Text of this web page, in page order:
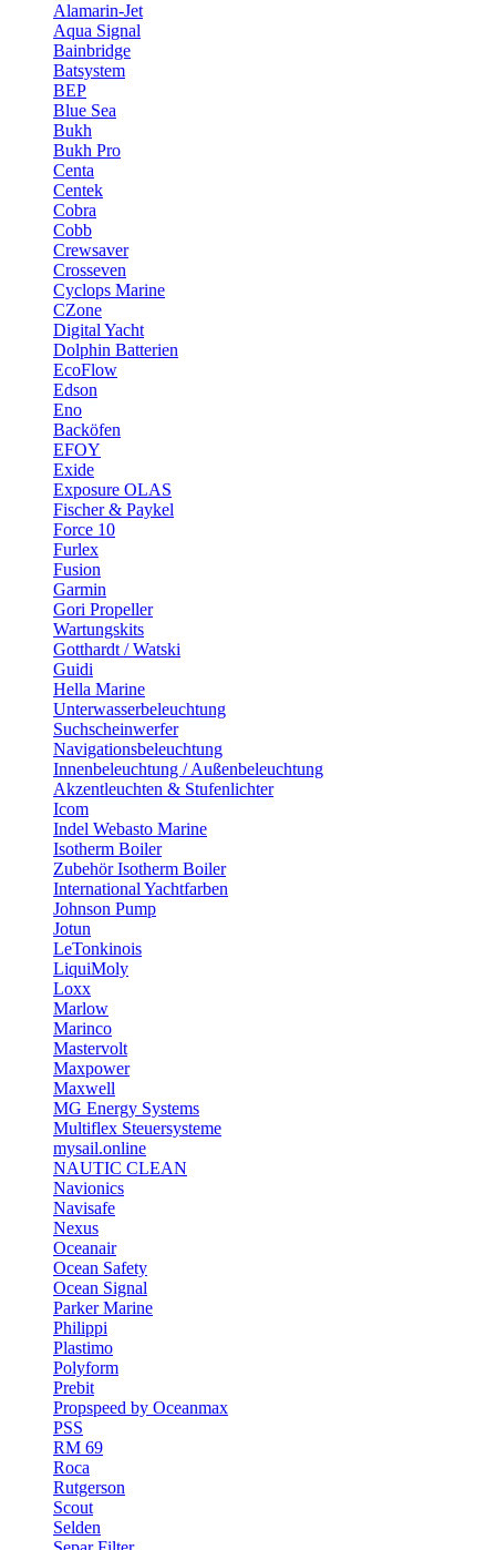
Alamarin-Jet
Aqua Signal
Bainbridge
Batsystem
BEP
Blue Sea
Bukh
Bukh Pro
Centa
Centek
Cobra
Cobb
Crewsaver
Crosseven
Cyclops Marine
CZone
Digital Yacht
Dolphin Batterien
EcoFlow
Edson
Eno
Backöfen
EFOY
Exide
Exposure OLAS
Fischer & Paykel
Force 10
Furlex
Fusion
Garmin
Gori Propeller
Wartungskits
Gotthardt / Watski
Guidi
Hella Marine
Unterwasserbeleuchtung
Suchscheinwerfer
Navigationsbeleuchtung
Innenbeleuchtung / Außenbeleuchtung
Akzentleuchten & Stufenlichter
Icom
Indel Webasto Marine
Isotherm Boiler
Zubehör Isotherm Boiler
International Yachtfarben
Johnson Pump
Jotun
LeTonkinois
LiquiMoly
Loxx
Marlow
Marinco
Mastervolt
Maxpower
Maxwell
MG Energy Systems
Multiflex Steuersysteme
mysail.online
NAUTIC CLEAN
Navionics
Navisafe
Nexus
Oceanair
Ocean Safety
Ocean Signal
Parker Marine
Philippi
Plastimo
Polyform
Prebit
Propspeed by Oceanmax
PSS
RM 69
Roca
Rutgerson
Scout
Selden